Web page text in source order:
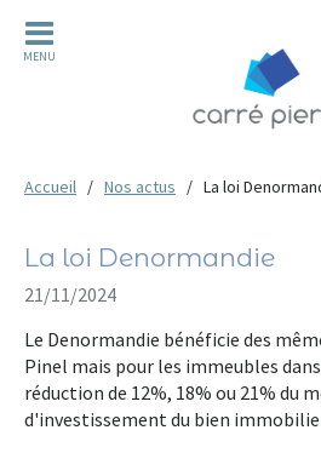
MENU
Accueil Nos actus La loi
La loi Denormandie
21/11/2024
Le Denormandie bénéficie des
Pinel mais pour les immeubles
réduction de 12%, 18% ou 21% du
d'investissement du bien